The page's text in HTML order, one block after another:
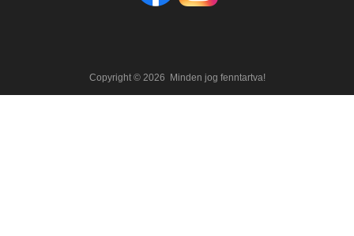
Copyright © 2026 Minden jog fenntartva!